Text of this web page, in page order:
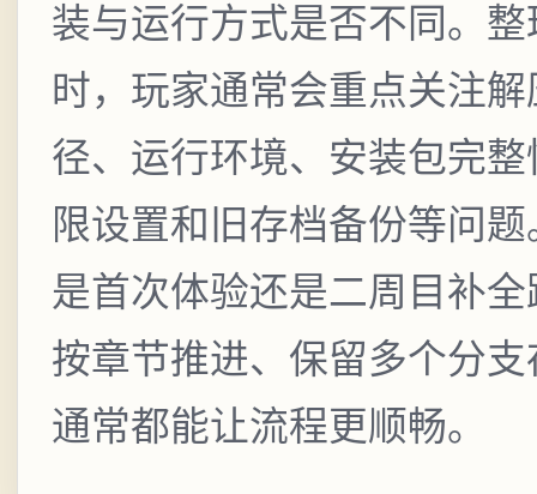
装与运行方式是否不同。
时，玩家通常会重点关注解
径、运行环境、安装包完
限设置和旧存档备份等问
是首次体验还是二周目补
按章节推进、保留多个分
通常都能让流程更顺畅。